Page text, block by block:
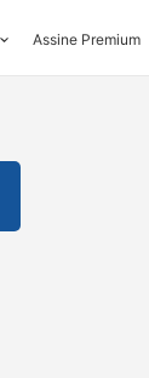
Assine Premium